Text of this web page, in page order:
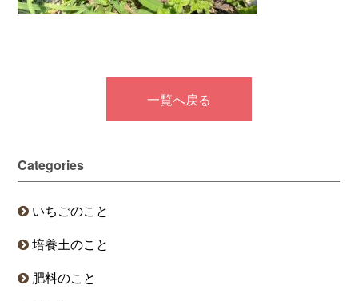
一覧へ戻る
Categories
いちごのこと
培養土のこと
肥料のこと